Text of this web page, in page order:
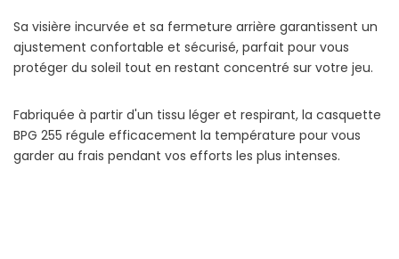
Sa visière incurvée et sa fermeture arrière garantissent un
ajustement confortable et sécurisé, parfait pour vous
protéger du soleil tout en restant concentré sur votre jeu.
Fabriquée à partir d'un tissu léger et respirant, la casquette
BPG 255 régule efficacement la température pour vous
garder au frais pendant vos efforts les plus intenses.